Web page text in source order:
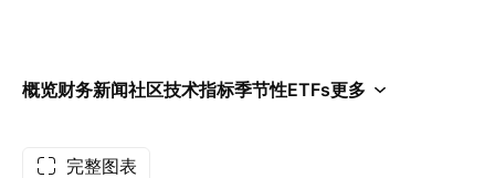
概览财务新闻社区技术指标季节性ETFs更多
完整图表